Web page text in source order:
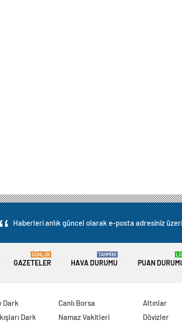
Haberleri anlık güncel olarak e-posta adresiniz
GAZETELER
GÜNLÜK
HAVA DURUMU
TAHMİNİ
PUAN
Dark
Dark
Canlı Borsa
Namaz Vakitleri
Altınlar
Dövizler